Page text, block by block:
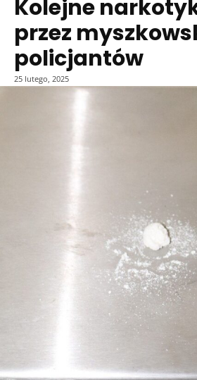
Kolejne
przez
policjantów
25 lutego, 2025